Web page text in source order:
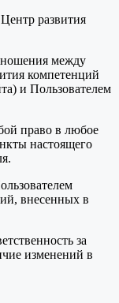
развития
между
компетенций
и Пользователем
право в любое
настоящего
внесенных в
за
изменений в